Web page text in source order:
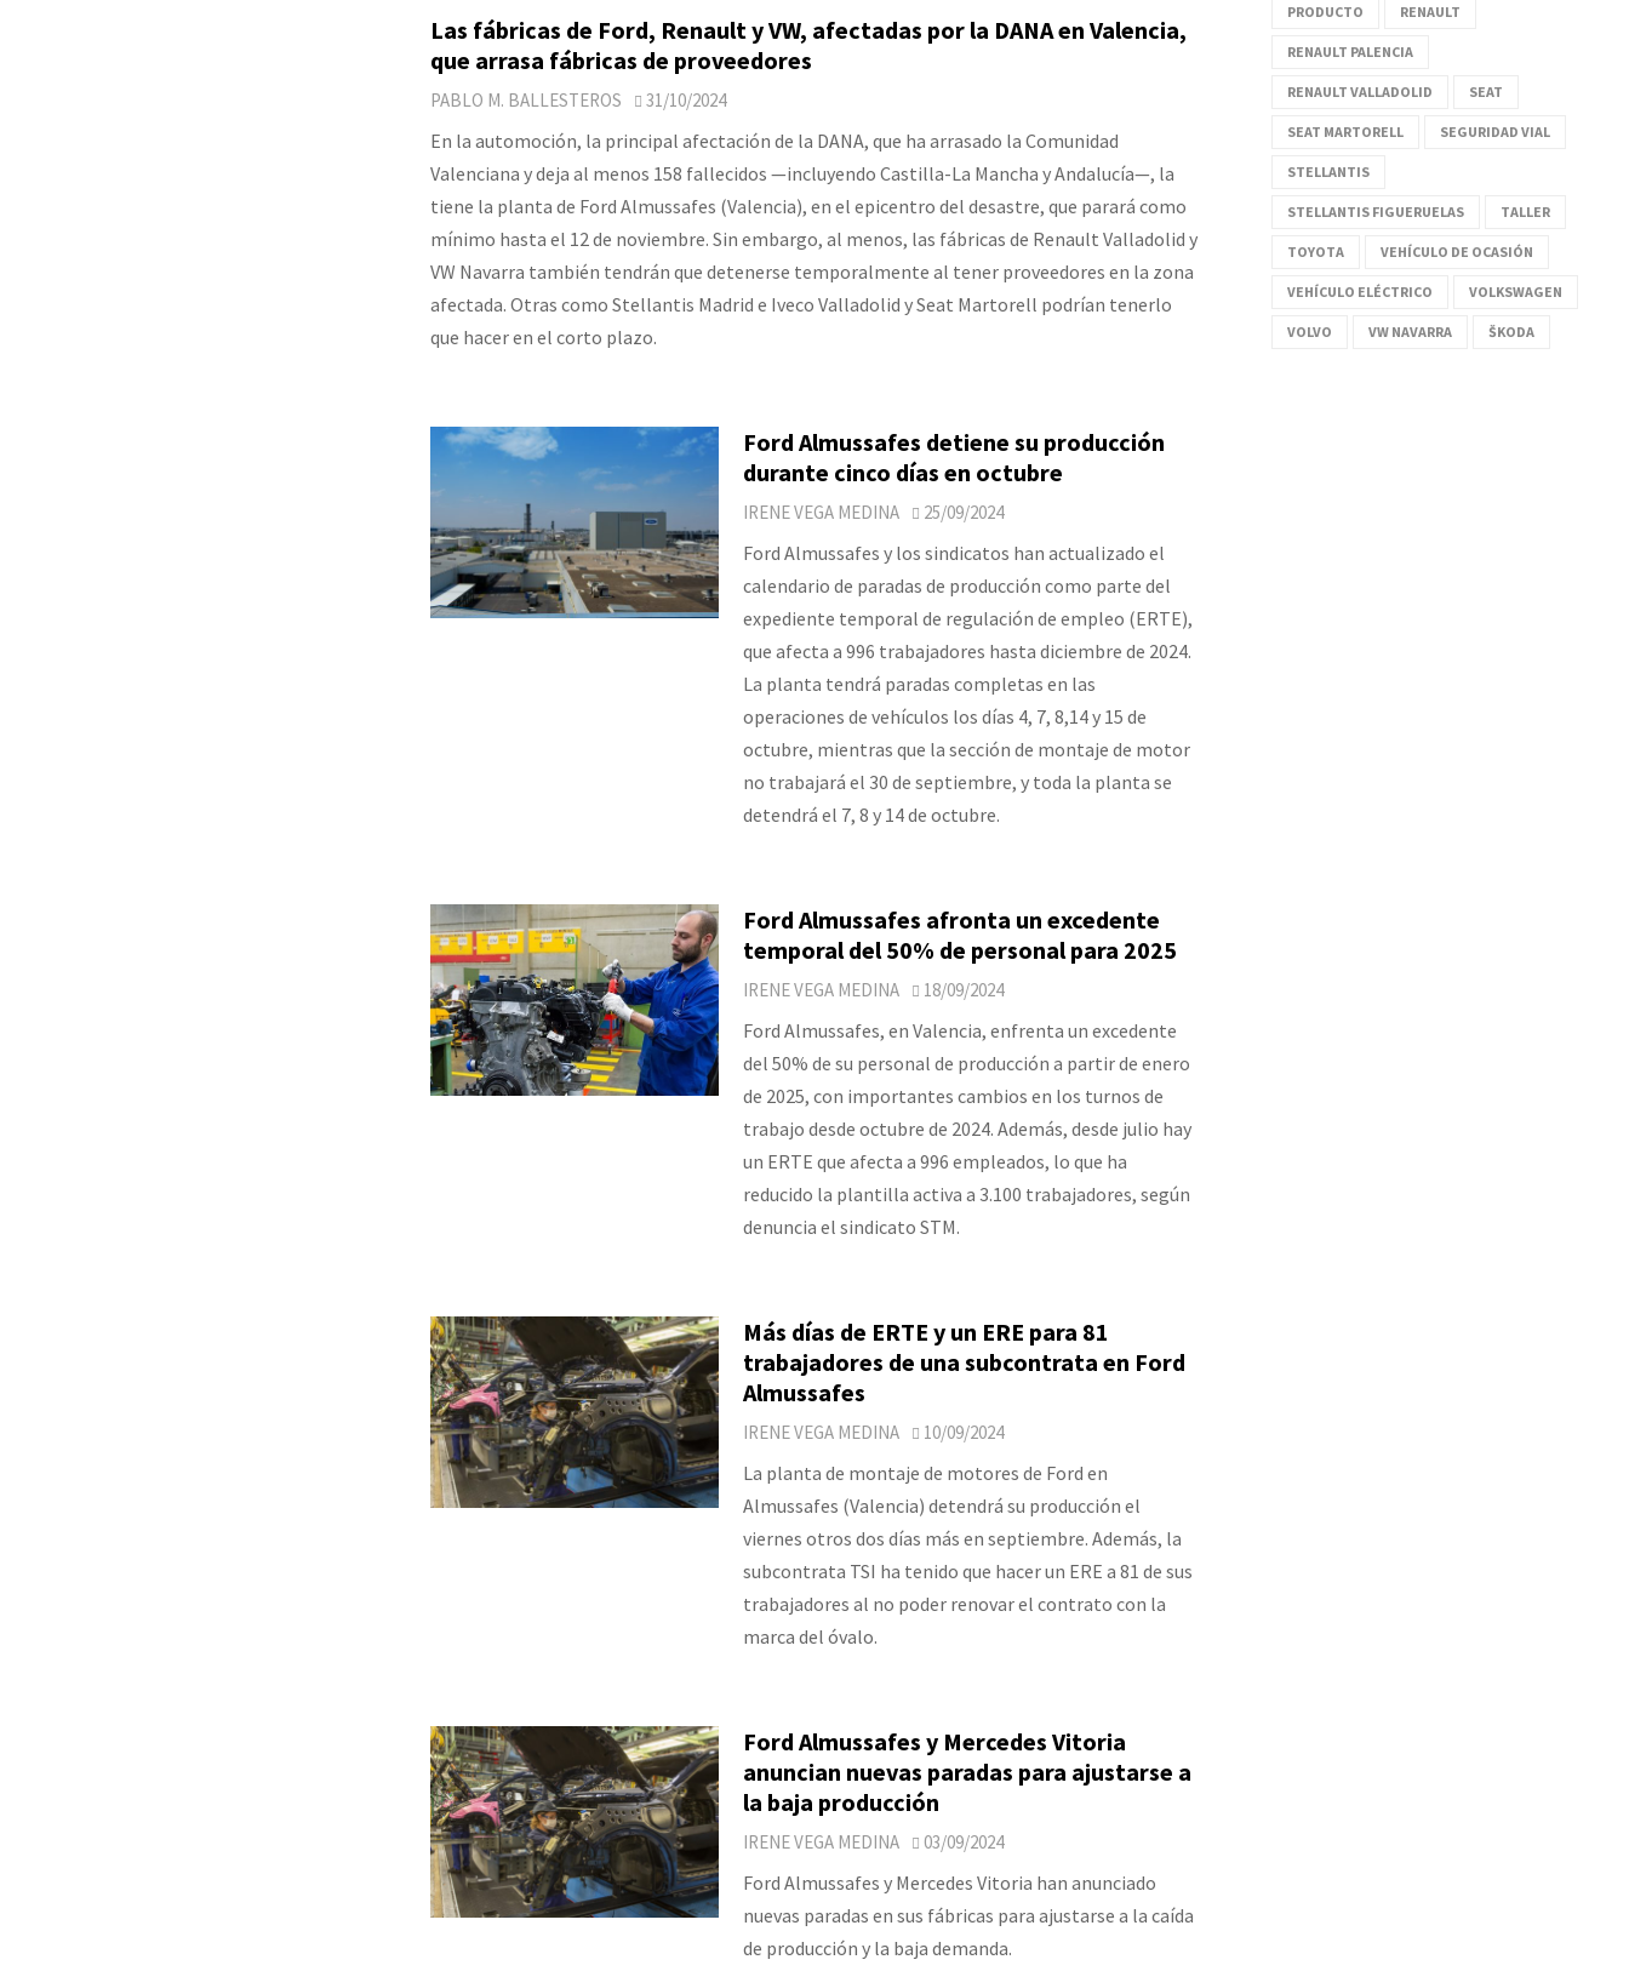
Las fábricas de Ford, Renault y VW, afectadas por la DANA en Valencia,
que arrasa fábricas de proveedores
PABLO M. BALLESTEROS 31/10/2024
En la automoción, la principal afectación de la DANA, que ha arrasado la Comunidad
Valenciana y deja al menos 158 fallecidos —incluyendo Castilla-La Mancha y Andalucía—, la
tiene la planta de Ford Almussafes (Valencia), en el epicentro del desastre, que parará como
mínimo hasta el 12 de noviembre. Sin embargo, al menos, las fábricas de Renault Valladolid y
VW Navarra también tendrán que detenerse temporalmente al tener proveedores en la zona
afectada. Otras como Stellantis Madrid e Iveco Valladolid y Seat Martorell podrían tenerlo
que hacer en el corto plazo.
Ford Almussafes detiene su producción
durante cinco días en octubre
IRENE VEGA MEDINA 25/09/2024
Ford Almussafes y los sindicatos han actualizado el
calendario de paradas de producción como parte del
expediente temporal de regulación de empleo (ERTE),
que afecta a 996 trabajadores hasta diciembre de 2024.
La planta tendrá paradas completas en las
operaciones de vehículos los días 4, 7, 8,14 y 15 de
octubre, mientras que la sección de montaje de motor
no trabajará el 30 de septiembre, y toda la planta se
detendrá el 7, 8 y 14 de octubre.
Ford Almussafes afronta un excedente
temporal del 50% de personal para 2025
IRENE VEGA MEDINA 18/09/2024
Ford Almussafes, en Valencia, enfrenta un excedente
del 50% de su personal de producción a partir de enero
de 2025, con importantes cambios en los turnos de
trabajo desde octubre de 2024. Además, desde julio hay
un ERTE que afecta a 996 empleados, lo que ha
reducido la plantilla activa a 3.100 trabajadores, según
denuncia el sindicato STM.
Más días de ERTE y un ERE para 81
trabajadores de una subcontrata en Ford
Almussafes
IRENE VEGA MEDINA 10/09/2024
La planta de montaje de motores de Ford en
Almussafes (Valencia) detendrá su producción el
viernes otros dos días más en septiembre. Además, la
subcontrata TSI ha tenido que hacer un ERE a 81 de sus
trabajadores al no poder renovar el contrato con la
marca del óvalo.
Ford Almussafes y Mercedes Vitoria
anuncian nuevas paradas para ajustarse a
la baja producción
IRENE VEGA MEDINA 03/09/2024
Ford Almussafes y Mercedes Vitoria han anunciado
nuevas paradas en sus fábricas para ajustarse a la caída
de producción y la baja demanda.
PRODUCTO RENAULT
RENAULT PALENCIA
RENAULT VALLADOLID SEAT
SEAT MARTORELL SEGURIDAD VIAL
STELLANTIS
STELLANTIS FIGUERUELAS TALLER
TOYOTA VEHÍCULO DE OCASIÓN
VEHÍCULO ELÉCTRICO VOLKSWAGEN
VOLVO VW NAVARRA ŠKODA